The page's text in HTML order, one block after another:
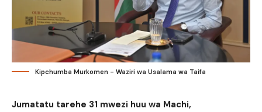
Kipchumba Murkomen - Waziri wa Usalama wa Taifa
Jumatatu tarehe 31 mwezi huu wa Machi,